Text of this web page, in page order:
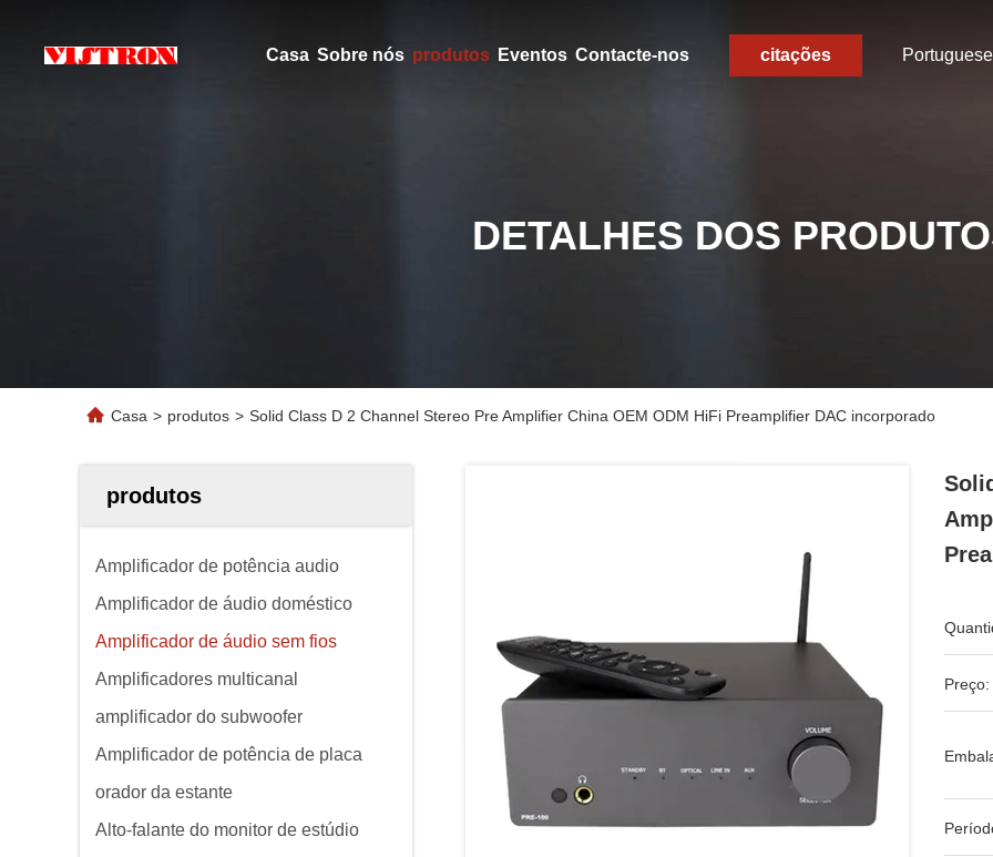
Casa Sobre nós produtos Eventos Contacte-nos citações Portuguese
DETALHES DOS
Casa > produtos > Solid Class D 2 Channel Stereo Pre Amplifier China OEM ODM HiFi Preamplifier DAC incorporado
produtos
Amplificador de potência audio
Amplificador de áudio doméstico
Amplificador de áudio sem fios
Amplificadores multicanal
amplificador do subwoofer
Amplificador de potência de placa
orador da estante
Alto-falante do monitor de estúdio
Preço: